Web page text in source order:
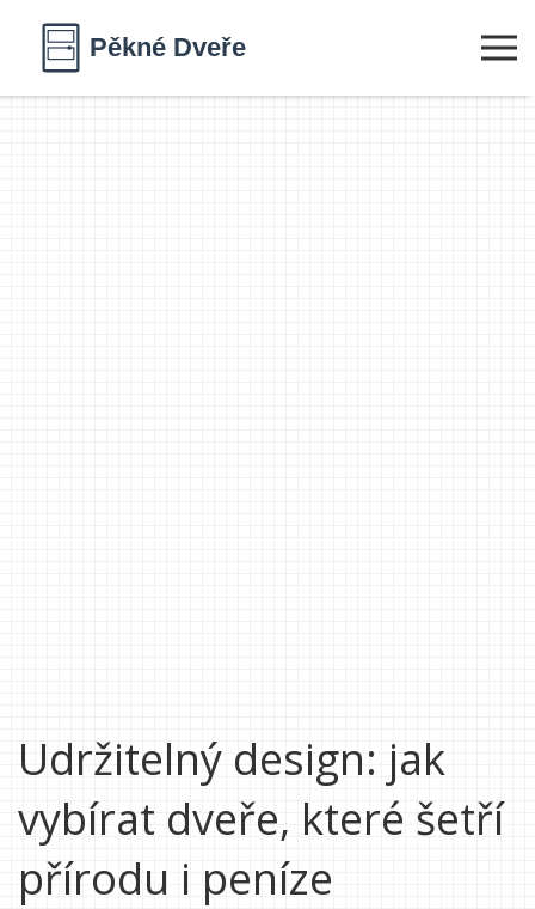
Udržitelný design: jak
vybírat dveře, které šetří
přírodu i peníze